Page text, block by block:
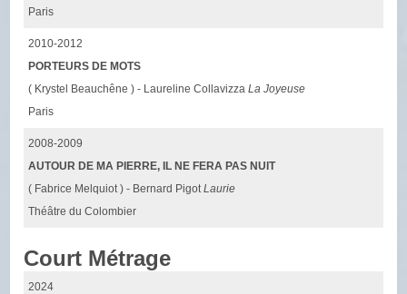
Paris
2010-2012
PORTEURS DE MOTS
( Krystel Beauchêne ) - Laureline CollavizzaLa Joyeuse
Paris
2008-2009
AUTOUR DE MA PIERRE, IL NE FERA PAS NUIT
( Fabrice Melquiot ) - Bernard PigotLaurie
Théâtre du Colombier
Court Métrage
2024